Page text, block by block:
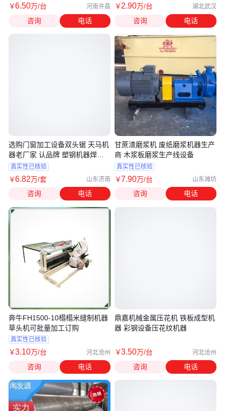
￥6.50万/台 河南许昌
咨询 电话
选购门窗加工设备双头锯 天马机
器老厂家 认品牌 塑钢机器焊接
机
真实性已核验
￥6.82万/套 山东济南
咨询 电话
奔牛FH1500-10榻榻米缝制机器
草头机可批量加工订购
真实性已核验
￥3.10万/台 河北沧州
咨询 电话
￥2.90万/台 湖北武汉
咨询 电话
甘蔗渣磨浆机 废纸磨浆机器生产
商 木浆板磨浆生产线设备
真实性已核验
￥7.90万/台 山东潍坊
咨询 电话
鼎嘉机械金属压花机 铁板成型机
器 彩钢设备压花纹机器
￥3.50万/台 河北沧州
咨询 电话